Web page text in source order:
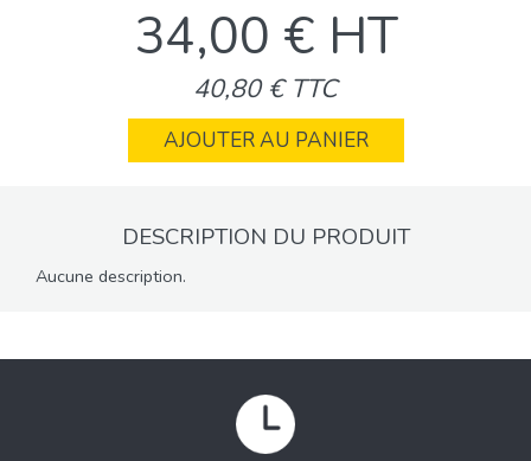
34,00 € HT
40,80 € TTC
AJOUTER AU PANIER
DESCRIPTION DU PRODUIT
Aucune description.